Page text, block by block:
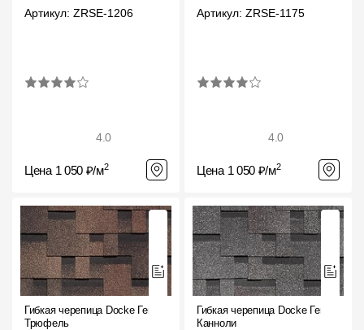
Софиты
Однослойная черепица
Ламинированная черепица
Комплектующие к кровле
Кровельная вентиляция
Артикул: ZRSE-1206
4.0
Цена 1 050 ₽/м2
Артикул: ZRSE-1175
4.0
Цена 1 050 ₽/м2
Гибкая черепица Docke Генуя
Трюфель
Гибкая черепица Docke Генуя
Канноли